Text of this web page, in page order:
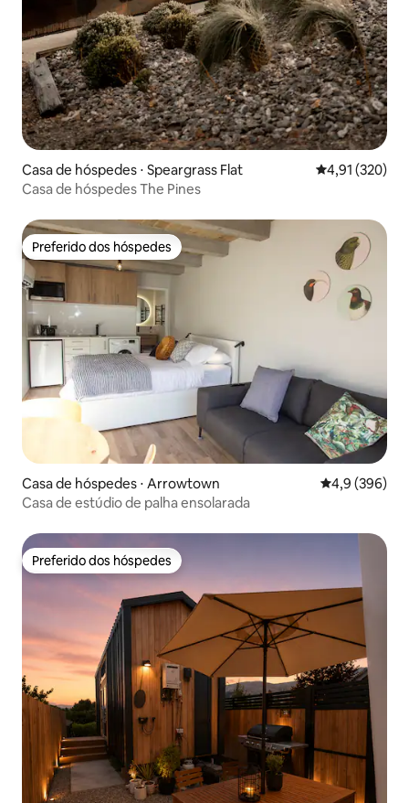
Casa de hóspedes ⋅ Speargrass Flat 4,91 de uma
4,91 (320)
Casa de hóspedes The Pines
Preferido dos hóspedes
Preferido dos hóspedes
Casa de hóspedes ⋅ Arrowtown 4,9 de uma
4,9 (396)
Casa de estúdio de palha ensolarada
Preferido dos hóspedes
Preferido dos hóspedes